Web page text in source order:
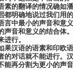
素的翻译的情况确如潘
都明确地说过我们用
言中最小的声音和意
声音和意义的结合体
进行。
果汉语的语素和印欧
的对话就不能进行。
能再分割为更小的声